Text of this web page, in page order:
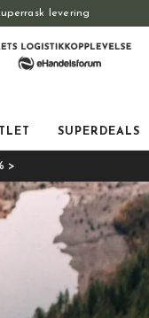
levering
SUPERDEALS
>